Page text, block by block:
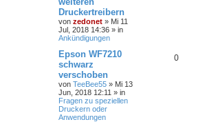
Druckertreibern
von zedonet » Mi 11
Jul, 2018 14:36 » in
Ankündigungen
Epson WF7210
schwarz
verschoben
von TeeBee55 » Mi 13
Jun, 2018 12:11 » in
Fragen zu speziellen
Druckern oder
Anwendungen
0